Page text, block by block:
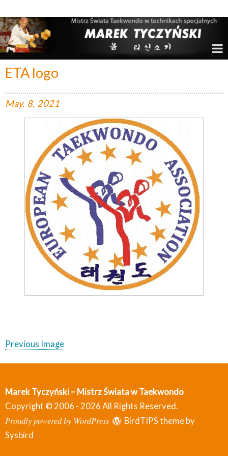
ETA logo
May. 8, 2021
Previous Image
Marek Tyczyński – Mistrz Świata w Taekwondo
Copyright © 2006 - 2026 All Rights Reserved.
Proudly powered by WordPress
BirdTIPS theme by
Sysbird